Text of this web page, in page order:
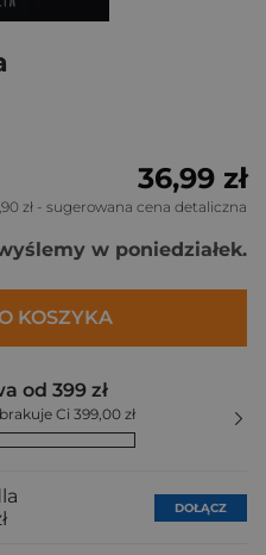
36,99 zł
zł - sugerowana cena detaliczna
w poniedziałek.
KOSZYKA
od 399 zł
Ci 399,00 zł
DOŁĄCZ